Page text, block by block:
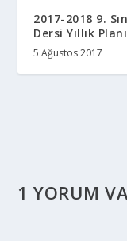
2017-2018 9.
Dersi Yıllık Planı
5 Ağustos 2017
1 YORUM